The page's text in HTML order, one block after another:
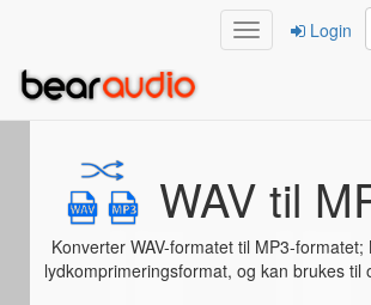
Login
WAV til
Konverter WAV-formatet til MP3-
lydkomprimeringsformat, og kan brukes til